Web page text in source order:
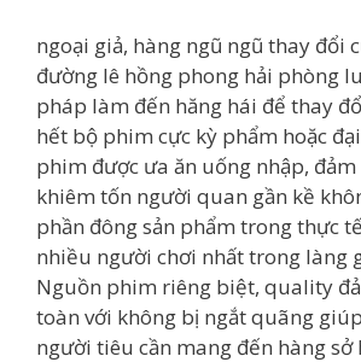
ngoại giả, hàng ngũ ngũ thay đổi
đường lê hồng phong hải phòng
pháp làm đến hăng hái để thay
hết bộ phim cực kỳ phẩm hoặc
phim được ưa ăn uống nhập,
khiêm tốn người quan gần kề
phần đông sản phẩm trong thực
nhiều người chơi nhất trong làng
Nguồn phim riêng biệt, quality
toàn với không bị ngắt quãng
người tiêu cần mang đến hàng